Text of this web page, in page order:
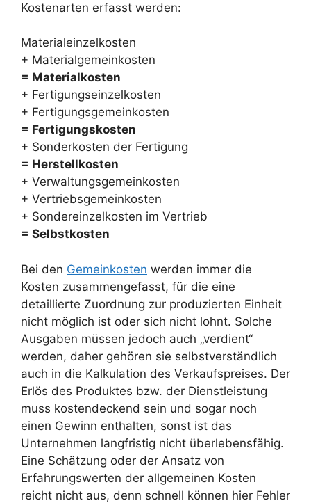
e
o
Kostenarten erfasst werden:
Materialeinzelkosten
+ Materialgemeinkosten
= Materialkosten
+ Fertigungseinzelkosten
+ Fertigungsgemeinkosten
= Fertigungskosten
+ Sonderkosten der Fertigung
= Herstellkosten
+ Verwaltungsgemeinkosten
+ Vertriebsgemeinkosten
+ Sondereinzelkosten im Vertrieb
= Selbstkosten
Bei den Gemeinkosten werden immer die
Kosten zusammengefasst, für die eine
detaillierte Zuordnung zur produzierten Einheit
nicht möglich ist oder sich nicht lohnt. Solche
Ausgaben müssen jedoch auch „verdient“
werden, daher gehören sie selbstverständlich
auch in die Kalkulation des Verkaufspreises. Der
Erlös des Produktes bzw. der Dienstleistung
muss kostendeckend sein und sogar noch
einen Gewinn enthalten, sonst ist das
Unternehmen langfristig nicht überlebensfähig.
Eine Schätzung oder der Ansatz von
Erfahrungswerten der allgemeinen Kosten
reicht nicht aus, denn schnell können hier Fehler